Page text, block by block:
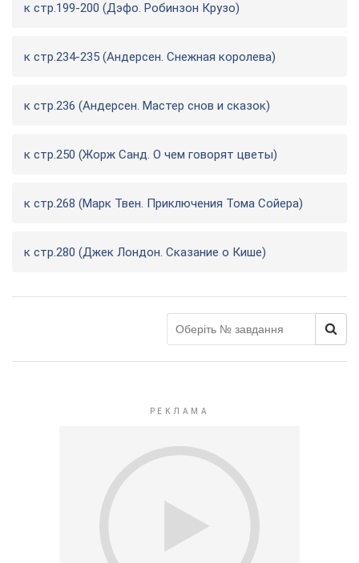
к стр.199-200 (Дэфо. Робинзон Крузо)
к стр.234-235 (Андерсен. Снежная королева)
к стр.236 (Андерсен. Мастер снов и сказок)
к стр.250 (Жорж Санд. О чем говорят цветы)
к стр.268 (Марк Твен. Приключения Тома Сойера)
к стр.280 (Джек Лондон. Сказание о Кише)